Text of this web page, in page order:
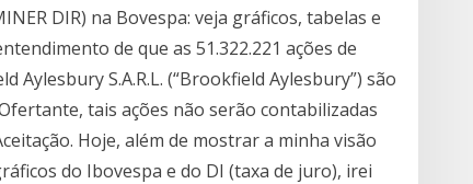
DIR) na Bovespa: veja gráficos, tabelas e
de que as 51.322.221 ações de
S.A.R.L. (“Brookfield Aylesbury”) são
tais ações não serão contabilizadas
Hoje, além de mostrar a minha visão
do Ibovespa e do DI (taxa de juro), irei